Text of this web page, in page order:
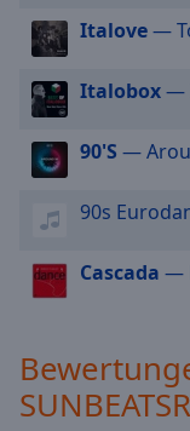
This
modal
window.
Beginning
dialog
Escape
and
close
the
Italove—
Italobox—
90'S —
90s
Cascada —